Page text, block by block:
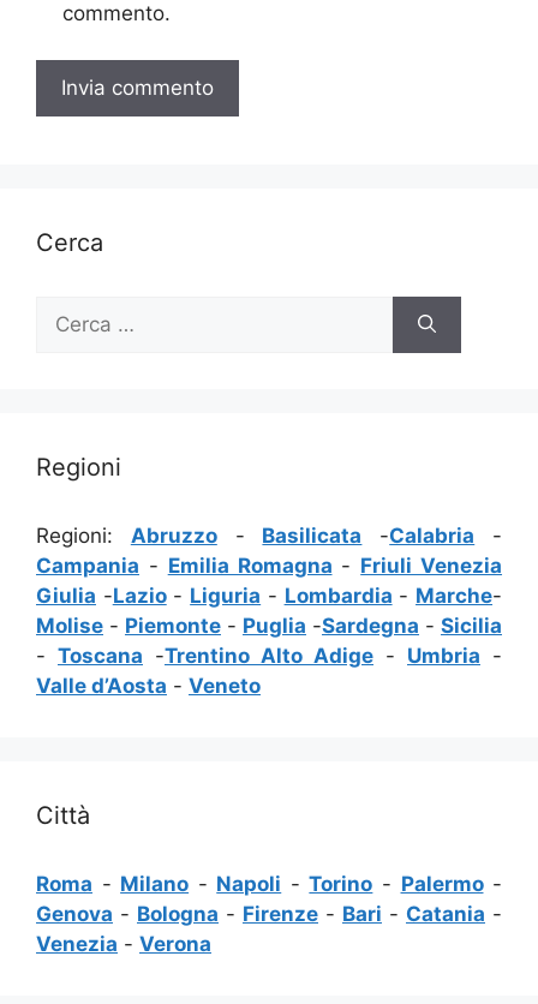
commento.
Cerca
per:
Regioni
Regioni: Abruzzo- Basilicata -Calabria -
Campania - Emilia Romagna - Friuli Venezia
Giulia -Lazio- Liguria - Lombardia - Marche-
Molise - Piemonte - Puglia -Sardegna - Sicilia
- Toscana -Trentino Alto Adige - Umbria -
Valle d’Aosta - Veneto
Città
Roma - Milano - Napoli -Torino - Palermo-
Genova - Bologna - Firenze - Bari - Catania -
Venezia - Verona